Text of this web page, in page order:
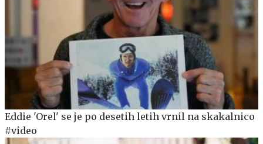
Eddie 'Orel' se je po desetih letih vrnil na skakalnico
#video